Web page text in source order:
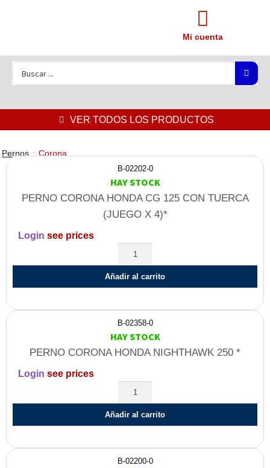
Mi cuenta
VER TODOS LOS PRODUCTOS
Pernos Corona
B-02202-0
HAY STOCK
PERNO CORONA HONDA CG 125 CON TUERCA
(JUEGO X 4)*
Login see prices
Añadir al carrito
B-02358-0
HAY STOCK
PERNO CORONA HONDA NIGHTHAWK 250 *
Login see prices
Añadir al carrito
B-02200-0